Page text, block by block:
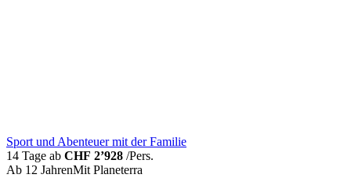
Sport und Abenteuer mit der Familie
14 Tage ab CHF 2’928 /Pers.
Ab 12 JahrenMit Planeterra